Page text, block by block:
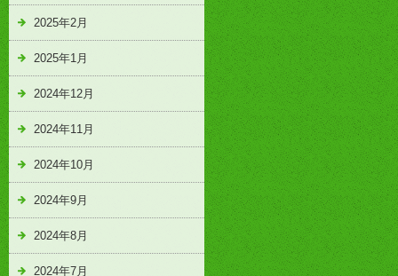
2025年2月
2025年1月
2024年12月
2024年11月
2024年10月
2024年9月
2024年8月
2024年7月